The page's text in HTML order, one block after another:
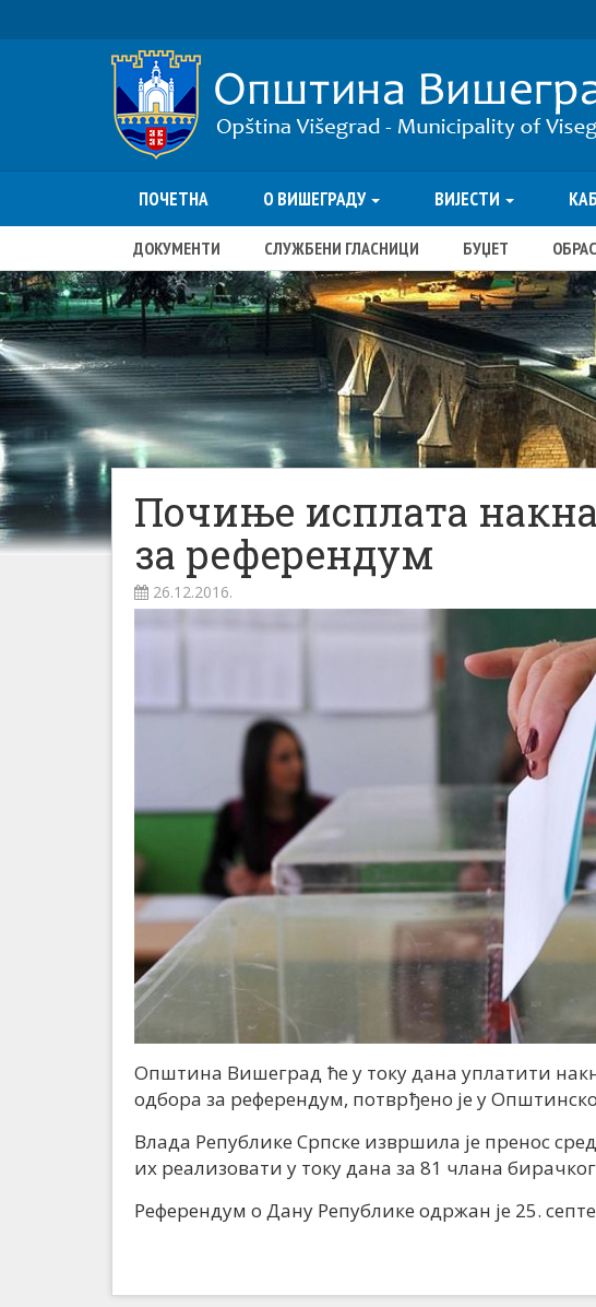
ПОЧЕТНА О ВИШЕГРАДУ ВИЈЕСТИ
ДОКУМЕНТИ СЛУЖБЕНИ ГЛАСНИЦИ БУЏЕТ
Почиње исплата
за референдум
26.12.2016.
Општина Вишеград ће у току дана уплатити
одбора за референдум, потврђено је у
Влада Републике Српске извршила је пренос
их реализовати у току дана за 81 члана
Референдум о Дану Републике одржан је 25.